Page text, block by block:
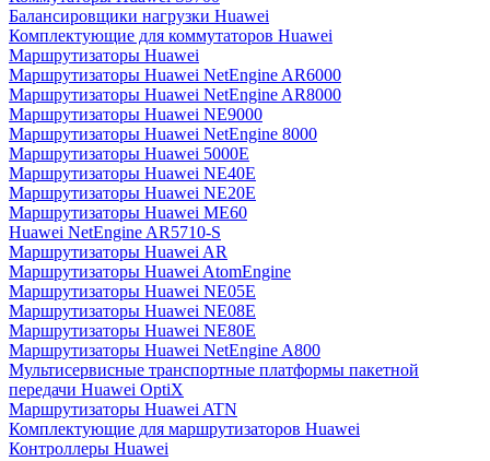
Балансировщики нагрузки Huawei
Комплектующие для коммутаторов Huawei
Маршрутизаторы Huawei
Маршрутизаторы Huawei NetEngine AR6000
Маршрутизаторы Huawei NetEngine AR8000
Маршрутизаторы Huawei NE9000
Маршрутизаторы Huawei NetEngine 8000
Маршрутизаторы Huawei 5000E
Маршрутизаторы Huawei NE40E
Маршрутизаторы Huawei NE20E
Маршрутизаторы Huawei ME60
Huawei NetEngine AR5710-S
Маршрутизаторы Huawei AR
Маршрутизаторы Huawei AtomEngine
Маршрутизаторы Huawei NE05E
Маршрутизаторы Huawei NE08E
Маршрутизаторы Huawei NE80E
Маршрутизаторы Huawei NetEngine A800
Мультисервисные транспортные платформы пакетной
передачи Huawei OptiX
Маршрутизаторы Huawei ATN
Комплектующие для маршрутизаторов Huawei
Контроллеры Huawei